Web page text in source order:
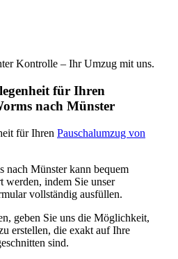
Kontrolle – Ihr Umzug mit uns.
für Ihren
nach Münster
für Ihren Pauschalumzug von
nach Münster kann bequem
werden, indem Sie unser
vollständig ausfüllen.
geben Sie uns die Möglichkeit,
erstellen, die exakt auf Ihre
sind.